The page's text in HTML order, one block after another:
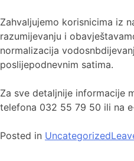
Zahvaljujemo korisnicima iz
razumijevanju i
normalizacija
poslijepodnevnim satima.
Za sve detaljnije informacije
telefona 032 55 79 50 ili na
Posted in Uncategorized